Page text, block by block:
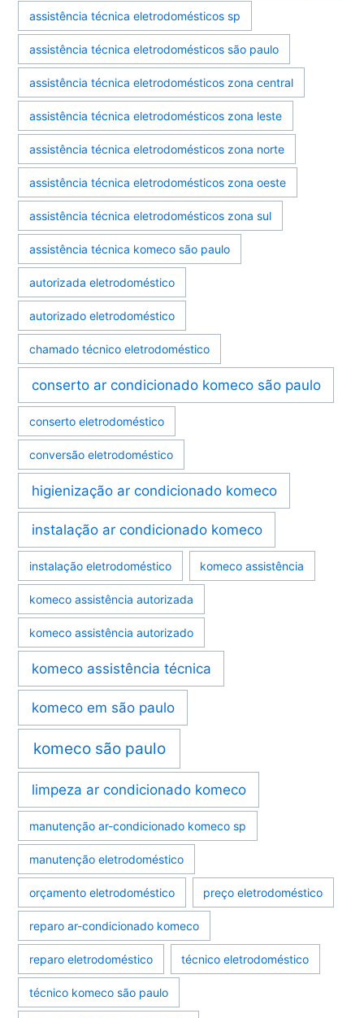
assistência técnica eletrodomésticos sp
assistência técnica eletrodomésticos são paulo
assistência técnica eletrodomésticos zona central
assistência técnica eletrodomésticos zona leste
assistência técnica eletrodomésticos zona norte
assistência técnica eletrodomésticos zona oeste
assistência técnica eletrodomésticos zona sul
assistência técnica komeco são paulo
autorizada eletrodoméstico
autorizado eletrodoméstico
chamado técnico eletrodoméstico
conserto ar condicionado komeco são paulo
conserto eletrodoméstico
conversão eletrodoméstico
higienização ar condicionado komeco
instalação ar condicionado komeco
instalação eletrodoméstico komeco assistência
komeco assistência autorizada
komeco assistência autorizado
komeco assistência técnica
komeco em são paulo
komeco são paulo
limpeza ar condicionado komeco
manutenção ar-condicionado komeco sp
manutenção eletrodoméstico
orçamento eletrodoméstico preço eletrodoméstico
reparo ar-condicionado komeco
reparo eletrodoméstico técnico eletrodoméstico
técnico komeco são paulo